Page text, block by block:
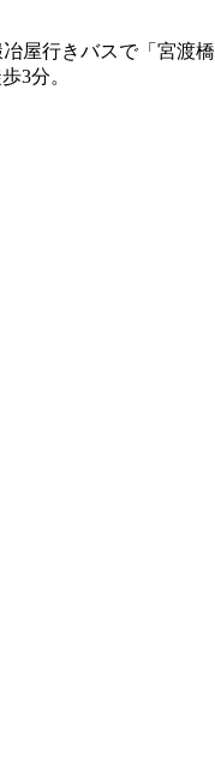
屋行きバスで「宮渡橋
3分。